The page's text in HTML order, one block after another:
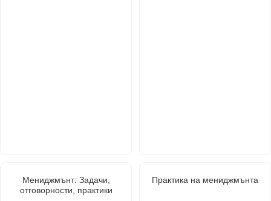
Мениджмънт: Задачи,
отговорности, практики
Практика на мениджмънта